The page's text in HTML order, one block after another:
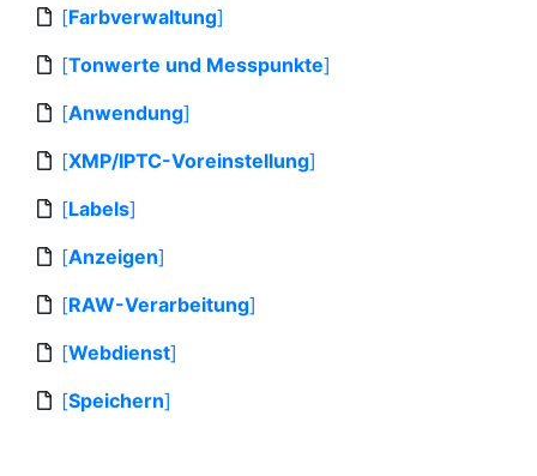
[Farbverwaltung]
[Tonwerte und Messpunkte]
[Anwendung]
[XMP/IPTC-Voreinstellung]
[Labels]
[Anzeigen]
[RAW-Verarbeitung]
[Webdienst]
[Speichern]